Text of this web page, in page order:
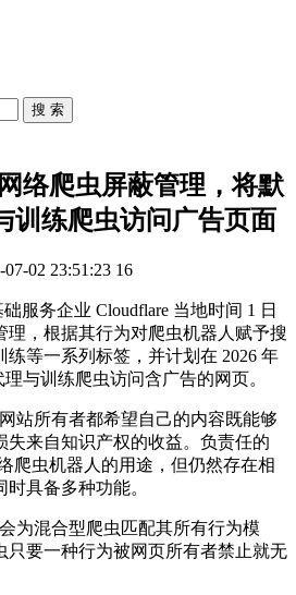
搜 索
络爬虫屏蔽管理，将默
训练爬虫访问广告页面
07-02 23:51:23 16
服务企业 Cloudflare 当地时间 1 日
理，根据其行为对爬虫机器人赋予搜
等一系列标签，并计划在 2026 年
与训练爬虫访问含广告的网页。
站所有者都希望自己的内容既能够
失来自知识产权的收益。负责任的
爬虫机器人的用途，但仍然存在相
具备多种功能。
为混合型爬虫匹配其所有行为模
只要一种行为被网页所有者禁止就无